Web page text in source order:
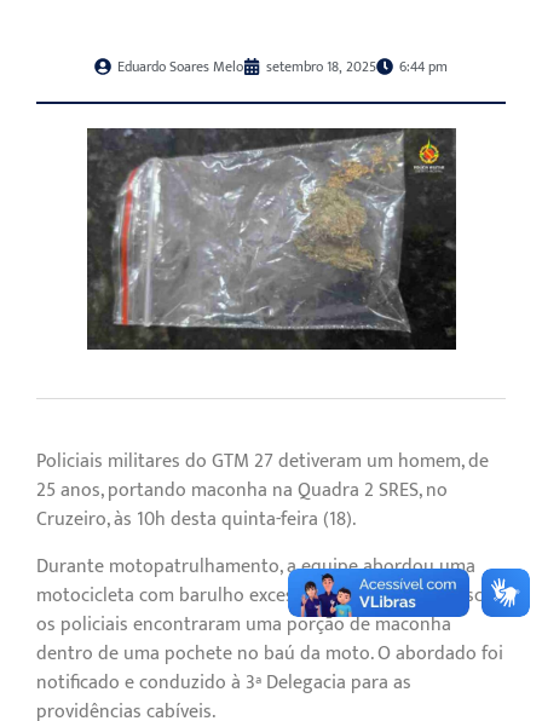
Eduardo Soares Melo setembro 18, 2025 6:44 pm
Policiais militares do GTM 27 detiveram um homem, de
25 anos, portando maconha na Quadra 2 SRES, no
Cruzeiro, às 10h desta quinta-feira (18).
Durante motopatrulhamento, a equipe abordou uma
motocicleta com barulho excessivo no motor. Na busca,
os policiais encontraram uma porção de maconha
dentro de uma pochete no baú da moto. O abordado foi
notificado e conduzido à 3ª Delegacia para as
providências cabíveis.